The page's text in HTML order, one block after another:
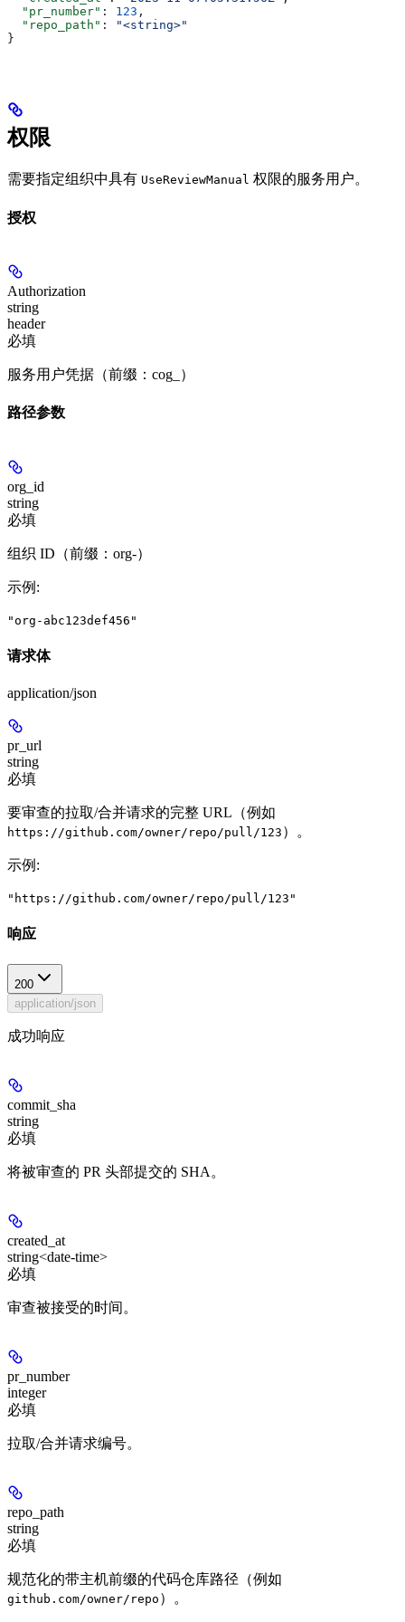
  "pr_number"
: 123 ,
  "repo_path"
:
"<string>"
}
权限
需要指定组织中具有 UseReviewManual 权限的服务用户。
授权
Authorization
string
header
必填
服务用户凭据（前缀：cog_）
路径参数
org_id
string
必填
组织 ID（前缀：org-）
示例 :
"org-abc123def456"
请求体
application/json
pr_url
string
必填
要审查的拉取/合并请求的完整 URL（例如
https://github.com/owner/repo/pull/123 ）。
示例 :
"https://github.com/owner/repo/pull/123"
响应
200
application/json
成功响应
commit_sha
string
必填
将被审查的 PR 头部提交的 SHA。
created_at
string<date-time>
必填
审查被接受的时间。
pr_number
integer
必填
拉取/合并请求编号。
repo_path
string
必填
规范化的带主机前缀的代码仓库路径（例如
github.com/owner/repo ）。